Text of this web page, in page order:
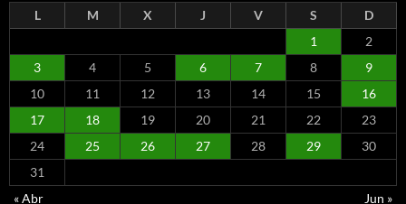
L M X J V S
D
1
2
3
4 5 6 7 8
9
10
11 12 13 14 15
16
17
18 19 20 21 22
23
24
25 26 27 28 29
30
31
« Abr
Jun »